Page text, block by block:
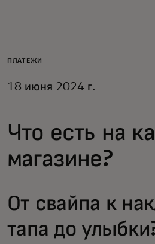
Для бизнеса
Для новаторов
ПЛАТЕЖИ
18 июня 2024 г.
Что есть на
магазине?
От свайпа к
тапа до